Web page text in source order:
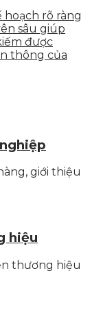
hoạch rõ ràng
sâu giúp
được
thông của
giới thiệu
hiệu
thương hiệu